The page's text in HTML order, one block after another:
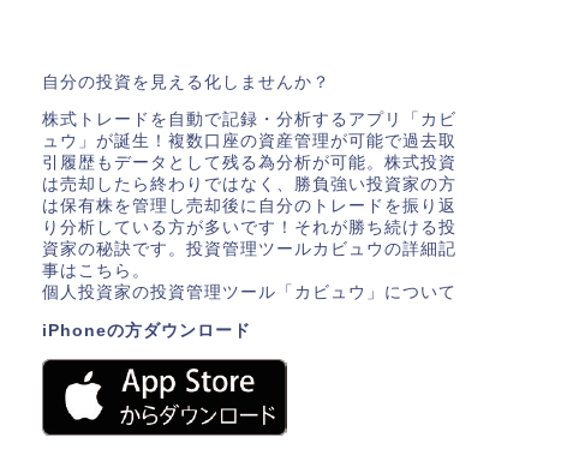
自分の投資を見える化しませんか？
株式トレードを自動で記録・分析するアプリ「カビ
ュウ」が誕生！複数口座の資産管理が可能で過去取
引履歴もデータとして残る為分析が可能。株式投資
は売却したら終わりではなく、勝負強い投資家の方
は保有株を管理し売却後に自分のトレードを振り返
り分析している方が多いです！それが勝ち続ける投
資家の秘訣です。投資管理ツールカビュウの詳細記
事はこちら。
個人投資家の投資管理ツール「カビュウ」について
iPhoneの方ダウンロード